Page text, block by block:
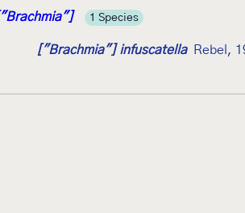
1 Species
["Brachmia"] infuscatella Rebel,